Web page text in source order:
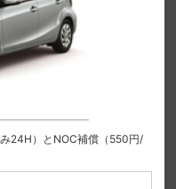
24H）とNOC補償（550円/